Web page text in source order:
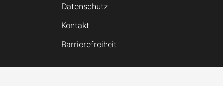
Datenschutz
Kontakt
Barrierefreiheit